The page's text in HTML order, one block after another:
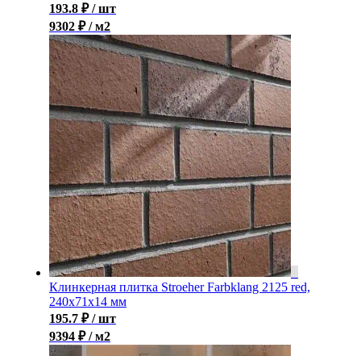
193.8 ₽ / шт
9302 ₽ / м2
Клинкерная плитка Stroeher Farbklang 2125 red,
240x71x14 мм
195.7 ₽ / шт
9394 ₽ / м2